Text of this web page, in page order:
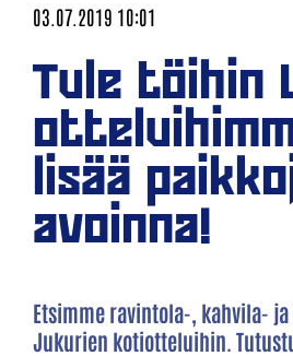
03.07.2019 10:01
Tule töihin
lisää
avoinna!
Etsimme ravintola-, kahvila-
Jukurien kotiotteluihin.